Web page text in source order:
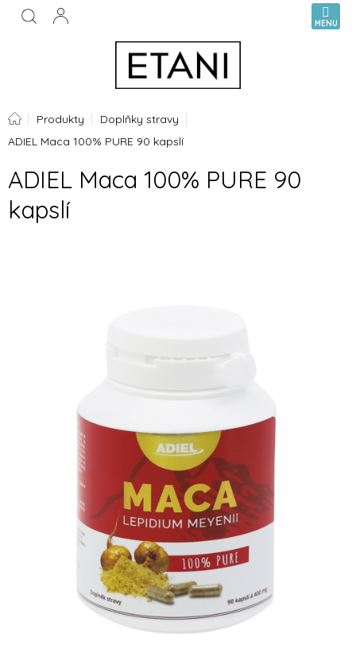
Přejít
KOŠÍK
DomůProdukty
Doplňky stravy
ADIEL Maca 100% PURE 90 kapslí
ADIEL Maca 100% PURE 90
kapslí